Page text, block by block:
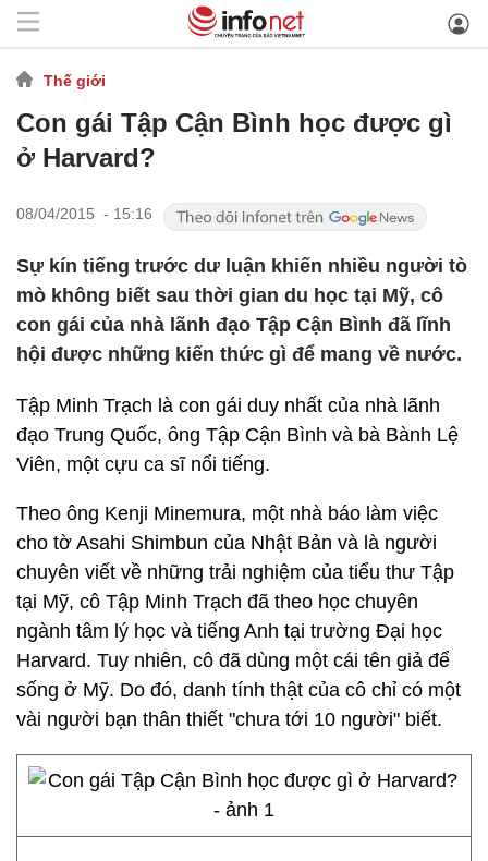
Thế giới
Con gái Tập Cận Bình học được gì
ở Harvard?
08/04/2015 - 15:16
Sự kín tiếng trước dư luận khiến nhiều người tò
mò không biết sau thời gian du học tại Mỹ, cô
con gái của nhà lãnh đạo Tập Cận Bình đã lĩnh
hội được những kiến thức gì để mang về nước.
Tập Minh Trạch là con gái duy nhất của nhà lãnh
đạo Trung Quốc, ông Tập Cận Bình và bà Bành Lệ
Viên, một cựu ca sĩ nổi tiếng.
Theo ông Kenji Minemura, một nhà báo làm việc
cho tờ Asahi Shimbun của Nhật Bản và là người
chuyên viết về những trải nghiệm của tiểu thư Tập
tại Mỹ, cô Tập Minh Trạch đã theo học chuyên
ngành tâm lý học và tiếng Anh tại trường Đại học
Harvard. Tuy nhiên, cô đã dùng một cái tên giả để
sống ở Mỹ. Do đó, danh tính thật của cô chỉ có một
vài người bạn thân thiết "chưa tới 10 người" biết.